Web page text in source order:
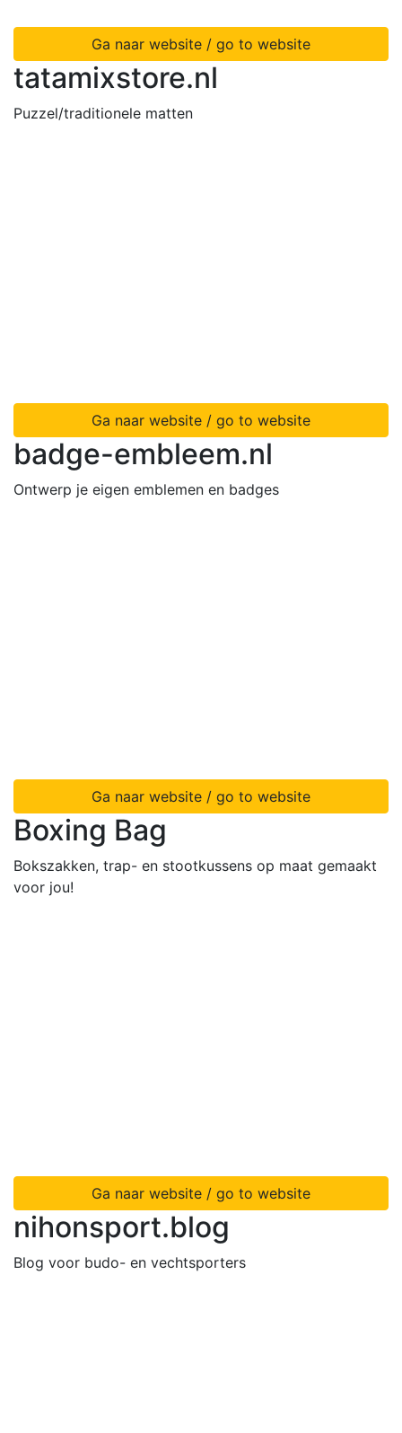
Ga naar website / go to website
tatamixstore.nl
Puzzel/traditionele matten
Ga naar website / go to website
badge-embleem.nl
Ontwerp je eigen emblemen en badges
Ga naar website / go to website
Boxing Bag
Bokszakken, trap- en stootkussens op maat gemaakt
voor jou!
Ga naar website / go to website
nihonsport.blog
Blog voor budo- en vechtsporters